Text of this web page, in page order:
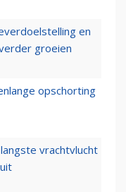
en
groeien
opschorting
vrachtvlucht